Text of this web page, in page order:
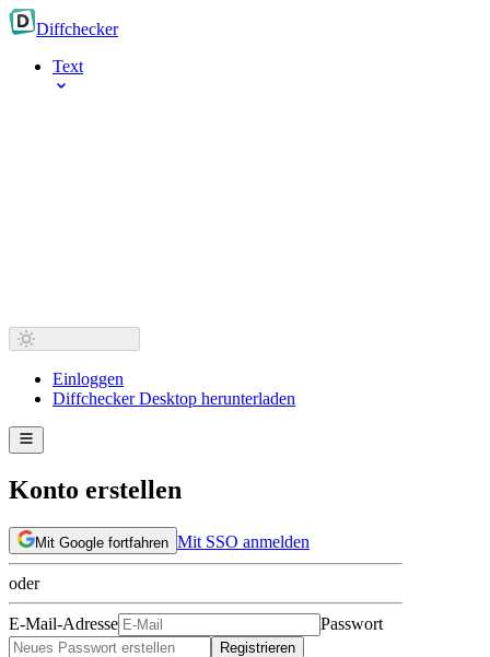
Diffchecker
Text
Einloggen
Diffchecker Desktop herunterladen
Konto erstellen
Mit Google fortfahren Mit SSO anmelden
oder
E-Mail-Adresse Passwort
Registrieren